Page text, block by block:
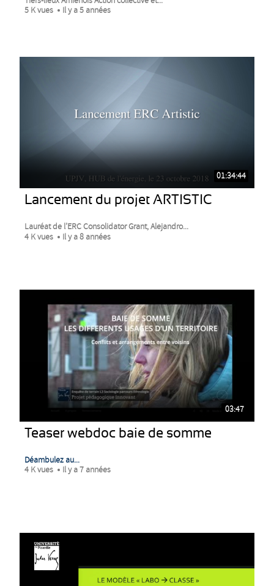
5 K vues
Il y a 5 années
01:34:44
Lancement du projet ARTISTIC
Lauréat de l’ERC Consolidator Grant, Alejandro...
4 K vues
Il y a 8 années
03:47
Teaser webdoc baie de somme
Déambulez au...
4 K vues
Il y a 7 années